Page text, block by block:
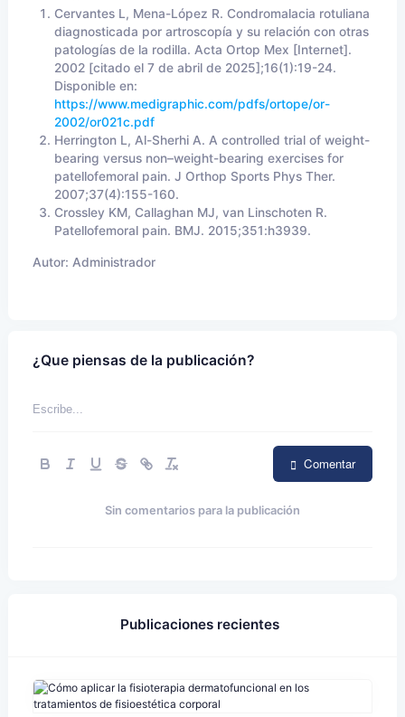
Cervantes L, Mena-López R. Condromalacia rotuliana
diagnosticada por artroscopía y su relación con otras
patologías de la rodilla. Acta Ortop Mex [Internet].
2002 [citado el 7 de abril de 2025];16(1):19-24.
Disponible en:
https://www.medigraphic.com/pdfs/ortope/or-
2002/or021c.pdf
Herrington L, Al-Sherhi A. A controlled trial of weight-
bearing versus non–weight-bearing exercises for
patellofemoral pain. J Orthop Sports Phys Ther.
2007;37(4):155-160.
Crossley KM, Callaghan MJ, van Linschoten R.
Patellofemoral pain. BMJ. 2015;351:h3939.
Autor: Administrador
¿Que piensas de la publicación?
Comentar
Sin comentarios para la publicación
Publicaciones recientes